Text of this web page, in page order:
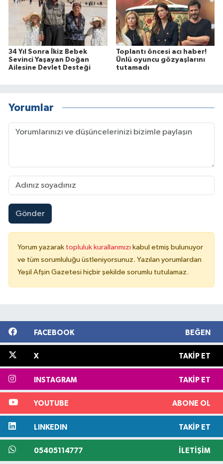
34 Yıl Sonra İkiz Bebek
Sevinci Yaşayan Doğan
Ailesine Devlet Desteği
Toplantı öncesi acı haber!
Ünlü oyuncu gözyaşlarını
tutamadı
Yorumlar
Gönder
Yorum yazarak topluluk kurallarımızı kabul etmiş bulunuyor
ve tüm sorumluluğu üstleniyorsunuz. Yazılan yorumlardan
Yeşil Afşin Gazetesi hiçbir şekilde sorumlu tutulamaz.
FACEBOOK BEĞEN
X TAKIP ET
INSTAGRAM TAKIP ET
YOUTUBE ABONE OL
LINKEDIN TAKIP ET
05405114777 İLETIŞIM